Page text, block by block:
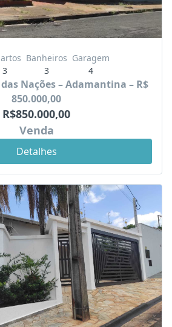
3
Banheiros
3
Garagem
4
Nações – Adamantina – R$
850.000,00
R$850.000,00
Venda
Detalhes